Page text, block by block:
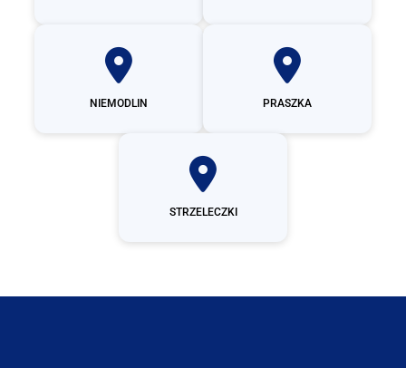
NIEMODLIN PRASZKA
STRZELECZKI